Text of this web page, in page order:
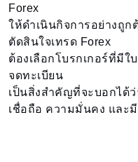
Forex
ให้ดำเนินกิจการอย่างถู
ตัดสินใจเทรด Forex
ต้องเลือกโบรกเกอร์ที่มี
จดทะเบียน
เป็นสิ่งสำคัญที่จะบอกได้
เชื่อถือ ความมั่นคง และ